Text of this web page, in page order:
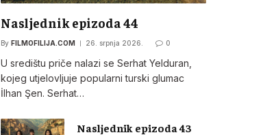
Nasljednik epizoda 44
By FILMOFILIJA.COM 26. srpnja 2026. 0
U središtu priče nalazi se Serhat Yelduran,
kojeg utjelovljuje popularni turski glumac
İlhan Şen. Serhat…
Nasljednik epizoda 43